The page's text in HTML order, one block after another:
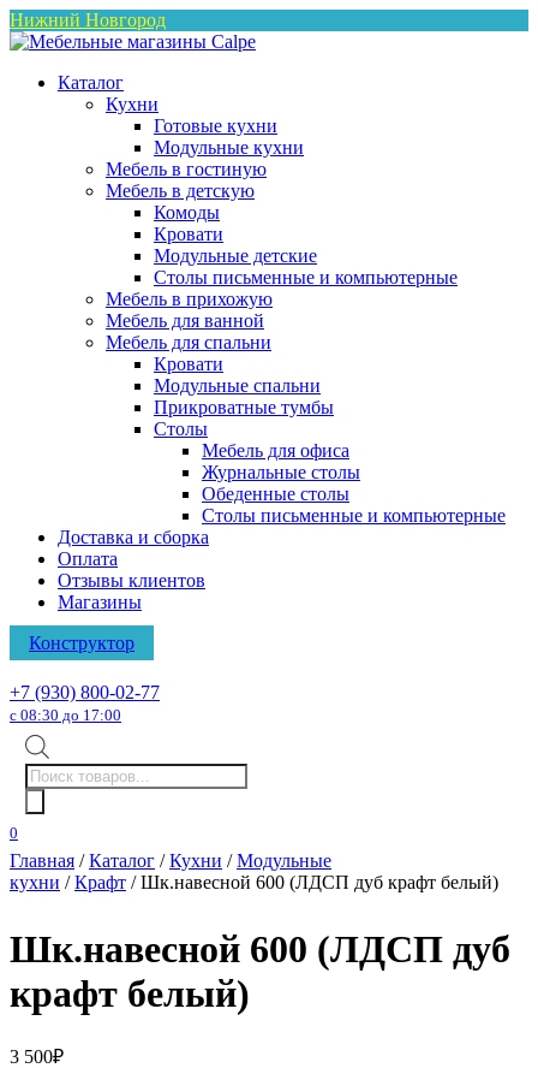
Нижний Новгород
Каталог
Кухни
Готовые кухни
Модульные кухни
Мебель в гостиную
Мебель в детскую
Комоды
Кровати
Модульные детские
Столы письменные и компьютерные
Мебель в прихожую
Мебель для ванной
Мебель для спальни
Кровати
Модульные спальни
Прикроватные тумбы
Столы
Мебель для офиса
Журнальные столы
Обеденные столы
Столы письменные и компьютерные
Доставка и сборка
Оплата
Отзывы клиентов
Магазины
Конструктор
+7 (930) 800-02-77
с 08:30 до 17:00
Поиск
товаров
0
Главная /Каталог /Кухни /Модульные
кухни /Крафт / Шк.навесной 600 (ЛДСП дуб крафт белый)
Шк.навесной 600 (ЛДСП дуб
крафт белый)
3 500₽